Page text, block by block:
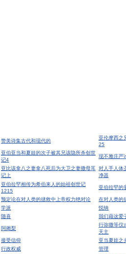
赞美诗集古代和现代的
亚伦摩西之
25
亚伯亚当和夏娃的次子被其兄该隐所杀创世
记4
现不雅庄严
亚比该拿八之妻拿八死后为大卫之妻撒母耳
记上
对人手人体
净器
亚伯拉罕相传为希伯来人的始祖创世记
1215
亚伯拉罕的
预定论在对人类的拯救中上帝权力绝对论
在对人类的
学派
悦纳
随喜
我们藉这爱
阿阇梨
行弥撒等仪
天主
接受信仰
亚当夏娃之
行政权威
管理